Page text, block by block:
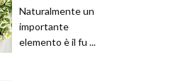
Naturalmente un
importante
elemento è il fu ...